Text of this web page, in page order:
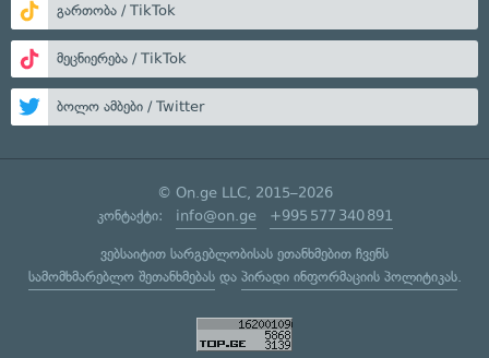
გართობა / TikTok
მეცნიერება / TikTok
ბოლო ამბები / Twitter
© On.ge LLC, 2015–2026
კონტაქტი: info@on.ge +995 577 340 891
ვებსაიტით სარგებლობისას ეთანხმებით ჩვენს
სამომხმარებლო შეთანხმებასდა პირადი ინფორმაციის პოლიტიკას.